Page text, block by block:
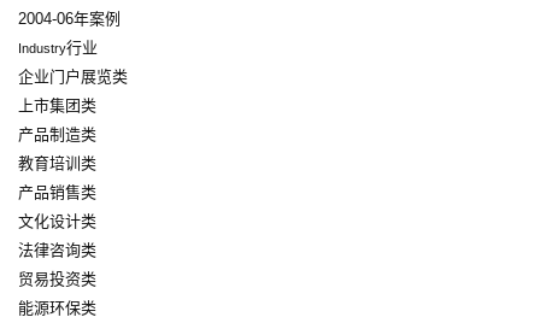
2004-06年案例
Industry行业
企业门户展览类
上市集团类
产品制造类
教育培训类
产品销售类
文化设计类
法律咨询类
贸易投资类
能源环保类